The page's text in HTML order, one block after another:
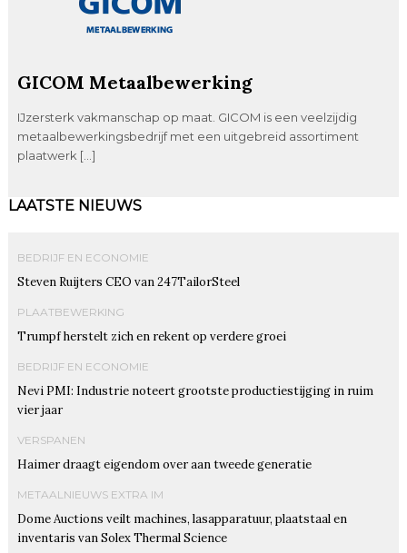
GICOM Metaalbewerking
IJzersterk vakmanschap op maat. GICOM is een veelzijdig
metaalbewerkingsbedrijf met een uitgebreid assortiment
plaatwerk […]
LAATSTE NIEUWS
BEDRIJF EN ECONOMIE
Steven Ruijters CEO van 247TailorSteel
PLAATBEWERKING
Trumpf herstelt zich en rekent op verdere groei
BEDRIJF EN ECONOMIE
Nevi PMI: Industrie noteert grootste productiestijging in ruim
vier jaar
VERSPANEN
Haimer draagt eigendom over aan tweede generatie
METAALNIEUWS EXTRA IM
Dome Auctions veilt machines, lasapparatuur, plaatstaal en
inventaris van Solex Thermal Science